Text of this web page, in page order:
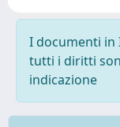
I documenti in
tutti i diritti
indicazione